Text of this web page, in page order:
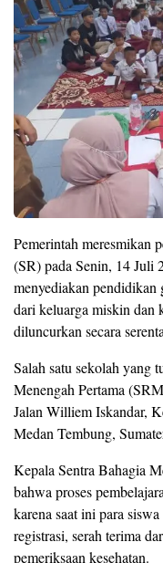
Pemerintah meresmikan
(SR) pada Senin, 14 Juli
menyediakan pendidikan
dari keluarga miskin dan
diluncurkan secara
Salah satu sekolah yang
Menengah Pertama
Jalan Williem Iskandar,
Medan Tembung,
Kepala Sentra Bahagia
bahwa proses
karena saat ini para
registrasi, serah terima
pemeriksaan kesehatan.